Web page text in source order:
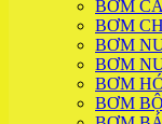
BƠM
BƠM
BƠM
BƠM
BƠM
BƠM